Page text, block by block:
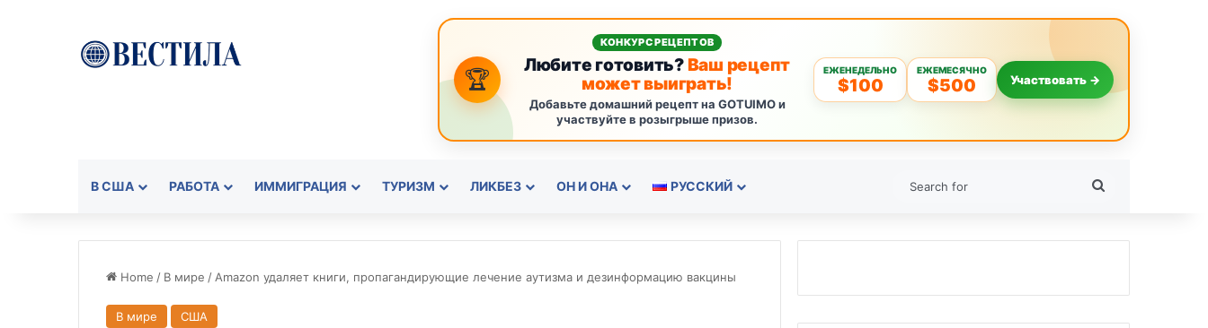
🏆
КОНКУРС РЕЦЕПТОВ
Любите готовить?Ваш рецепт
может выиграть!
Добавьте домашний рецепт на GOTUIMO и
участвуйте в розыгрыше призов.
ЕЖЕНЕДЕЛЬНО
$100
ЕЖЕМЕСЯЧНО
$500 Участвовать →
В США РАБОТА ИММИГРАЦИЯ ТУРИЗМ ЛИКБЕЗ ОН И ОНА РУССКИЙ
Home / В мире / Amazon удаляет книги, пропагандирующие лечение аутизма и дезинформацию вакцины
В мире США